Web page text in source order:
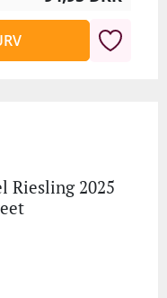
Riesling 2025